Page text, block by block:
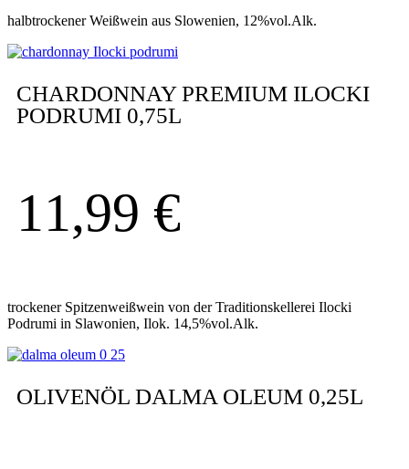
halbtrockener Weißwein aus Slowenien, 12%vol.Alk.
CHARDONNAY PREMIUM ILOCKI
PODRUMI 0,75L
11,99 €
trockener Spitzenweißwein von der Traditionskellerei Ilocki
Podrumi in Slawonien, Ilok. 14,5%vol.Alk.
OLIVENÖL DALMA OLEUM 0,25L